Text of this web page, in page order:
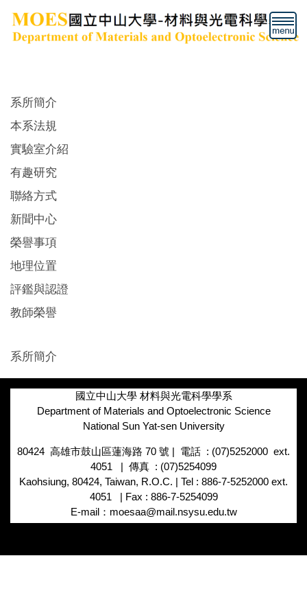
跳
到
主
區
系所簡介
本系法規
實驗室介紹
有趣研究
聯絡方式
新聞中心
榮譽事項
地理位置
評鑑與認證
教師榮譽
系所簡介
國立中山大學 材料與光電科學學系
Department of Materials and Optoelectronic Science
National Sun Yat-sen University
80424 高雄市鼓山區蓮海路 70 號 | 電話 : (07)5252000 ext.
4051 | 傳真 : (07)5254099
Kaohsiung, 80424, Taiwan, R.O.C. | Tel : 886-7-5252000 ext.
4051 | Fax : 886-7-5254099
E-mail：moesaa@mail.nsysu.edu.tw